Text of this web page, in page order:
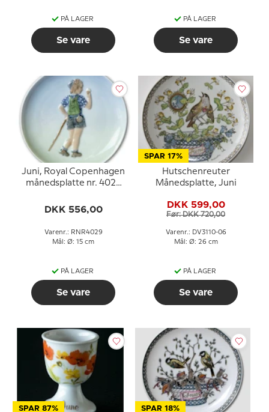
PÅ LAGER
Se vare
PÅ LAGER
Se vare
Juni, Royal Copenhagen
månedsplatte nr. 4029
DKK 556,00
Varenr.: RNR4029
Mål: Ø: 15 cm
PÅ LAGER
Se vare
SPAR 17%
Hutschenreuter
Månedsplatte, Juni
DKK 599,00
Før: DKK 720,00
Varenr.: DV3110-06
Mål: Ø: 26 cm
PÅ LAGER
Se vare
SPAR 87% SPAR 18%